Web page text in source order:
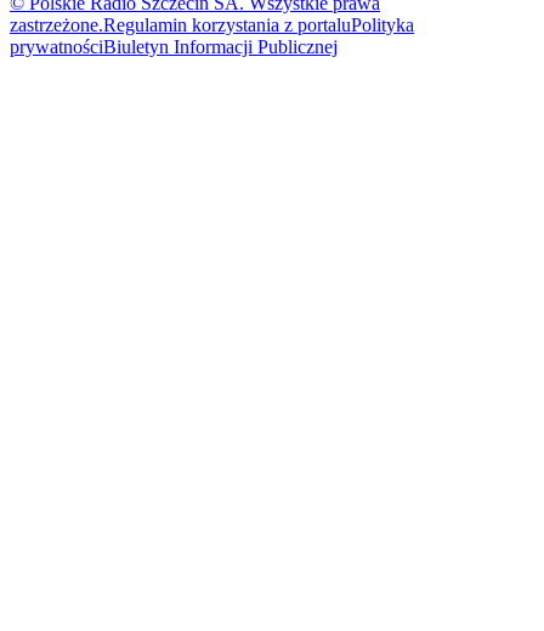
zastrzeżone.Regulamin korzystania z portaluPolityka
prywatnościBiuletyn Informacji Publicznej